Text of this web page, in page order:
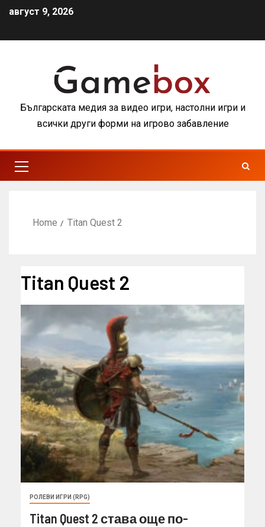
август 9, 2026
Българската медия за видео игри, настолни игри и
всички други форми на игрово забавление
Home Titan Quest 2
Titan Quest 2
РОЛЕВИ ИГРИ (RPG)
Titan Quest 2 става още по-